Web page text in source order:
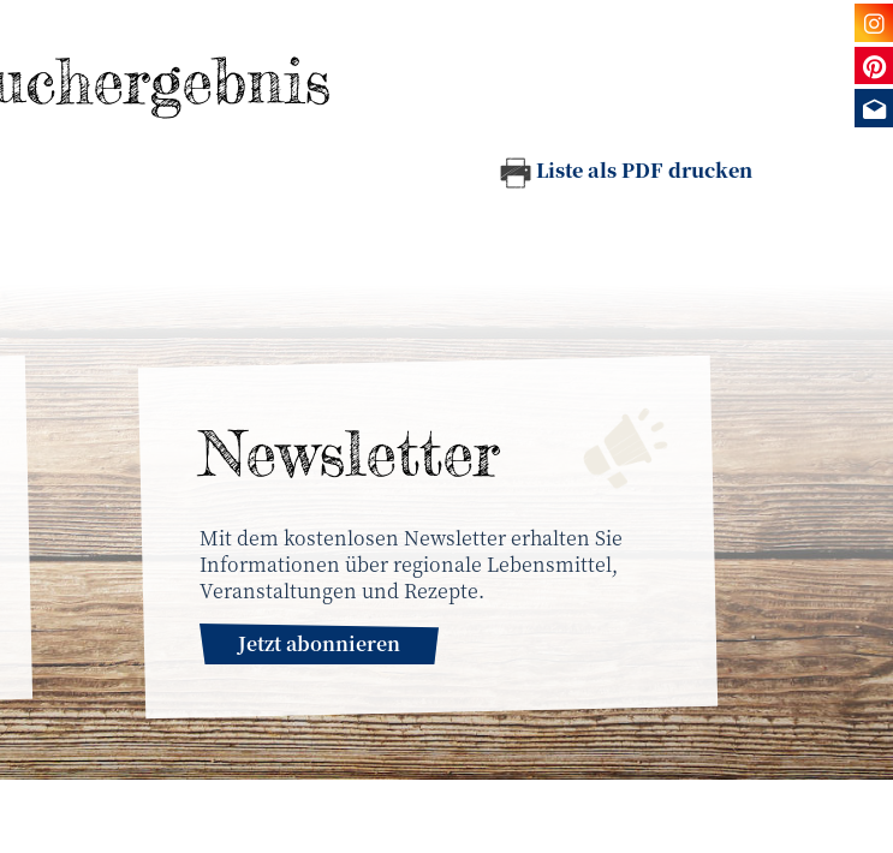
Liste als PDF drucken
News­letter
Mit dem kostenlosen Newsletter erhalten Sie
Informationen über regionale Lebensmittel,
Veranstaltungen und Rezepte.
Jetzt abonnieren